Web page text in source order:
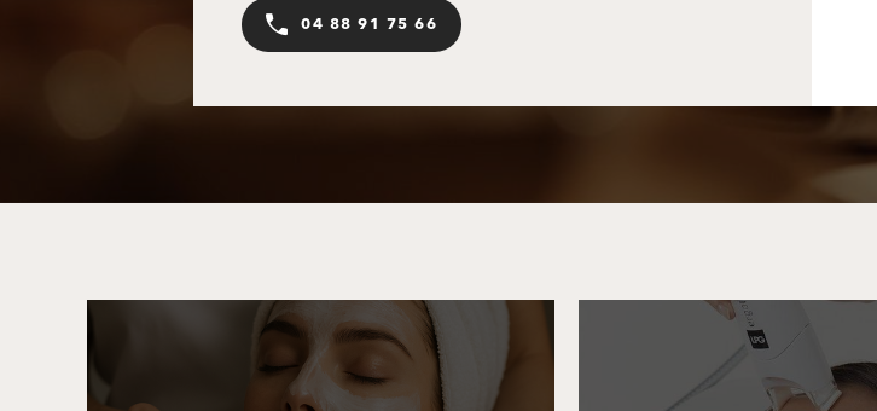
04 88 91 75 66